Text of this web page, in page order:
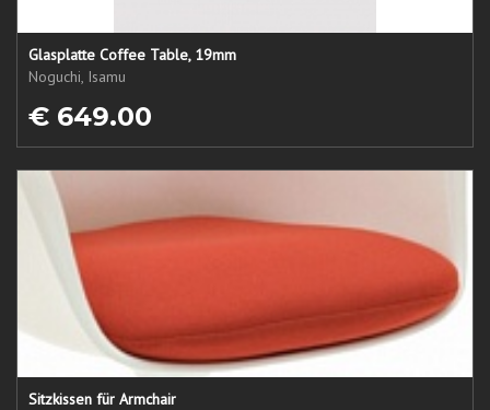
Glasplatte Coffee Table, 19mm
Noguchi, Isamu
€ 649.00
Sitzkissen für Armchair